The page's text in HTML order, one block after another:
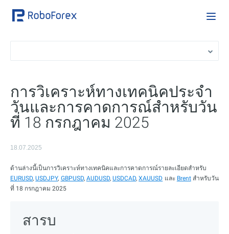
การวิเคราะห์ทางเทคนิคประจำ
วันและการคาดการณ์สำหรับวัน
ที่ 18 กรกฎาคม 2025
18.07.2025
ด้านล่างนี้เป็นการวิเคราะห์ทางเทคนิคและการคาดการณ์รายละเอียดสำหรับ
EURUSD,USDJPY, GBPUSD, AUDUSD, USDCAD,XAUUSD และ Brentสำหรับวัน
ที่ 18 กรกฎาคม 2025
สารบ